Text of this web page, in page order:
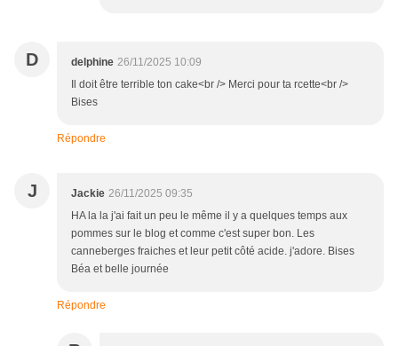
D delphine 26/11/2025 10:09
Il doit être terrible ton cake<br /> Merci pour ta rcette<br />
Bises
Répondre
J Jackie 26/11/2025 09:35
HA la la j'ai fait un peu le même il y a quelques temps aux
pommes sur le blog et comme c'est super bon. Les
canneberges fraiches et leur petit côté acide. j'adore. Bises
Béa et belle journée
Répondre